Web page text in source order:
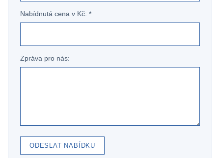
Nabídnutá cena v Kč: *
Zpráva pro nás:
ODESLAT NABÍDKU